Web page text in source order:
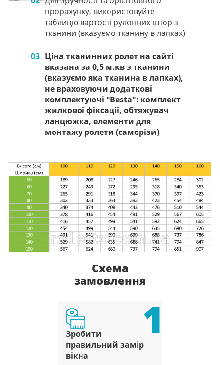
прорахунку, використовуйте
таблицю вартості рулонних штор з
тканини (вказуємо тканину в лапках)
03 Ціна тканинних ролет на сайті
вказана за 0,5 м.кв з тканини
(вказуємо яка тканина в лапках),
не враховуючи додаткові
комплектуючі "Besta": комплект
жилкової фіксації, обтяжувач
ланцюжка, елементи для
монтажу ролети (саморізи)
Схема
замовлення
1
Зробити
правильний замір
вікна